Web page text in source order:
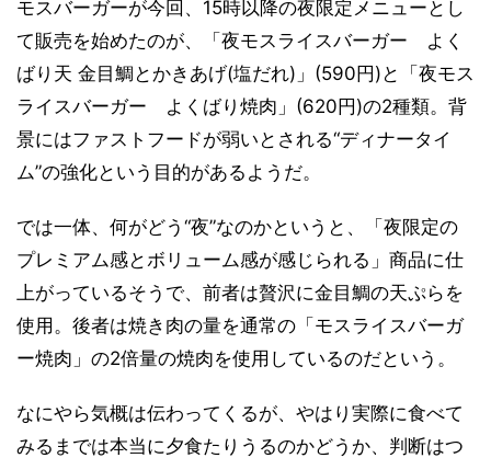
モスバーガーが今回、15時以降の夜限定メニューとし
て販売を始めたのが、「夜モスライスバーガー よく
ばり天 金目鯛とかきあげ(塩だれ)」(590円)と「夜モス
ライスバーガー よくばり焼肉」(620円)の2種類。背
景にはファストフードが弱いとされる“ディナータイ
ム”の強化という目的があるようだ。
では一体、何がどう“夜”なのかというと、「夜限定の
プレミアム感とボリューム感が感じられる」商品に仕
上がっているそうで、前者は贅沢に金目鯛の天ぷらを
使用。後者は焼き肉の量を通常の「モスライスバーガ
ー焼肉」の2倍量の焼肉を使用しているのだという。
なにやら気概は伝わってくるが、やはり実際に食べて
みるまでは本当に夕食たりうるのかどうか、判断はつ